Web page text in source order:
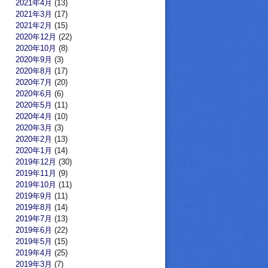
2021年4月 (13)
2021年3月 (17)
2021年2月 (15)
2020年12月 (22)
2020年10月 (8)
2020年9月 (3)
2020年8月 (17)
2020年7月 (20)
2020年6月 (6)
2020年5月 (11)
2020年4月 (10)
2020年3月 (3)
2020年2月 (13)
2020年1月 (14)
2019年12月 (30)
2019年11月 (9)
2019年10月 (11)
2019年9月 (11)
2019年8月 (14)
2019年7月 (13)
2019年6月 (22)
2019年5月 (15)
2019年4月 (25)
2019年3月 (7)